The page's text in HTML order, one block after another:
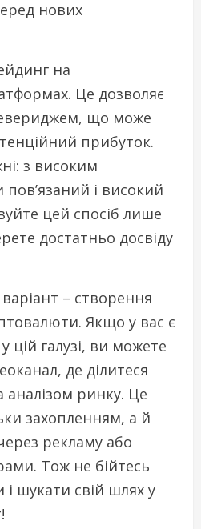
нових
на
Це дозволяє
що може
прибуток.
з високим
і високий
цей спосіб лише
достатньо досвіду
– створення
Якщо у вас є
цій галузі, ви можете
де ділитеся
аналізом ринку. Це
захопленням, а й
рекламу або
Тож не бійтесь
шукати свій шлях у